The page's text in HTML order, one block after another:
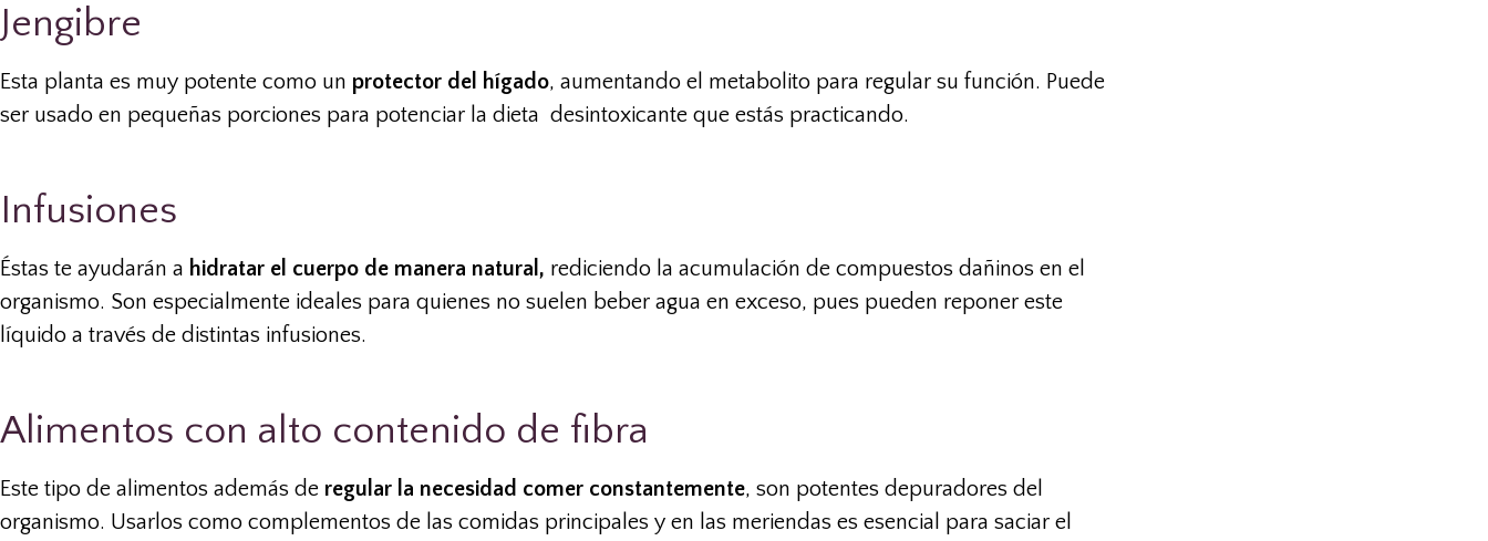
Jengibre
Esta planta es muy potente como un protector del hígado, aumentando el metabolito para regular su función. Puede
ser usado en pequeñas porciones para potenciar la dieta desintoxicante que estás practicando.
Infusiones
Éstas te ayudarán a hidratar el cuerpo de manera natural, rediciendo la acumulación de compuestos dañinos en el
organismo. Son especialmente ideales para quienes no suelen beber agua en exceso, pues pueden reponer este
líquido a través de distintas infusiones.
Alimentos con alto contenido de fibra
Este tipo de alimentos además de regular la necesidad comer constantemente, son potentes depuradores del
organismo. Usarlos como complementos de las comidas principales y en las meriendas es esencial para saciar el